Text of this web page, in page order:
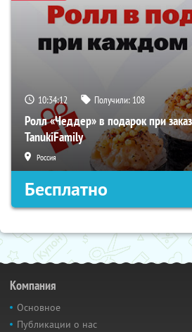
10:34:12 Получили: 108
Ролл «Чеддер» в подарок при
TanukiFamily
Россия
Бесплатно
Компания
Основное
Публикации о нас